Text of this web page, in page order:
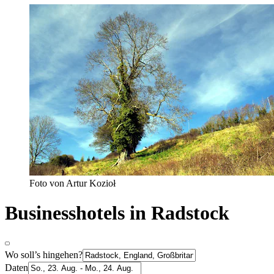
Foto von Artur Kozioł
Businesshotels in Radstock
Wo soll’s hingehen?
Daten